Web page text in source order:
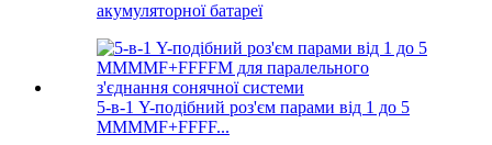
акумуляторної батареї
5-в-1 Y-подібний роз'єм парами від 1 до 5
MMMMF+FFFF...